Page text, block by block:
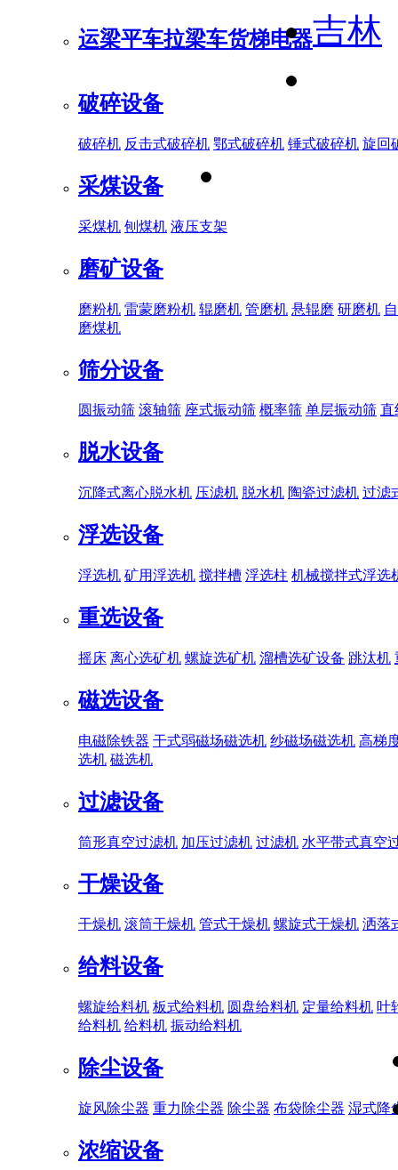
运梁平车拉梁车货梯电器
破碎设备
破碎机 反击式破碎机 鄂式破碎机 锤式破碎机 旋回
采煤设备
采煤机 刨煤机 液压支架
磨矿设备
磨粉机 雷蒙磨粉机 辊磨机 管磨机 悬辊磨 研磨机
磨煤机
筛分设备
圆振动筛 滚轴筛 座式振动筛 概率筛 单层振动筛 直
脱水设备
沉降式离心脱水机 压滤机 脱水机 陶瓷过滤机 过滤
浮选设备
浮选机 矿用浮选机 搅拌槽 浮选柱 机械搅拌式浮选
重选设备
摇床 离心选矿机 螺旋选矿机 溜槽选矿设备 跳汰机
磁选设备
电磁除铁器 干式弱磁场磁选机 纱磁场磁选机 高梯
选机 磁选机
过滤设备
筒形真空过滤机 加压过滤机 过滤机 水平带式真空
干燥设备
干燥机 滚筒干燥机 管式干燥机 螺旋式干燥机 洒落
给料设备
螺旋给料机 板式给料机 圆盘给料机 定量给料机 叶
给料机 给料机 振动给料机
除尘设备
旋风除尘器 重力除尘器 除尘器 布袋除尘器 湿式降
浓缩设备
吉林